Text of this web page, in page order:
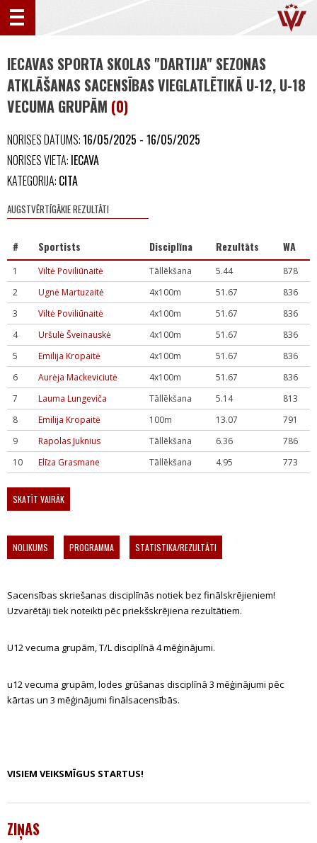
IECAVAS SPORTA SKOLAS "DARTIJA" SEZONAS
ATKLĀŠANAS SACENSĪBAS VIEGLATLĒTIKĀ U-12, U-18
VECUMA GRUPĀM (0)
NORISES DATUMS:16/05/2025 - 16/05/2025
NORISES VIETA: IECAVA
KATEGORIJA: CITA
AUGSTVĒRTĪGĀKIE REZULTĀTI
# Sportists Disciplīna Rezultāts WA
1 Viltė Poviliūnaitė Tāllēkšana 5.44
878
2
Ugnė Martuzaitė 4x100m 51.67
836
3
Viltė Poviliūnaitė 4x100m 51.67
836
4
Uršulė Šveinauskė 4x100m 51.67
836
5
Emilija Kropaitė 4x100m 51.67
836
6
Aurėja Mackeviciutė 4x100m 51.67
836
7
Lauma Lungeviča Tāllēkšana 5.14
813
8
Emilija Kropaitė 100m 13.07
791
9
Rapolas Juknius Tāllēkšana 6.36
786
10
Elīza Grasmane Tāllēkšana 4.95 773
SKATĪT VAIRĀK
NOLIKUMS PROGRAMMA STATISTIKA/REZULTĀTI
Sacensības skriešanas disciplīnās notiek bez finālskrējieniem!
Uzvarētāji tiek noteikti pēc priekšskrējiena rezultātiem.
U12 vecuma grupām, T/L disciplīnā 4 mēģinājumi.
u12 vecuma grupām, lodes grūšanas disciplīnā 3 mēģinājumi pēc
kārtas un 3 mēģinājumi finālsacensībās.
VISIEM VEIKSMĪGUS STARTUS!
ZIŅAS